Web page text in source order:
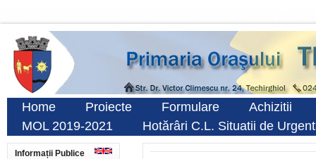
Home Proiecte Formulare
Achizitii
MOL 2019-2021
Hotărâri C.L. Situatii de
Informații Publice